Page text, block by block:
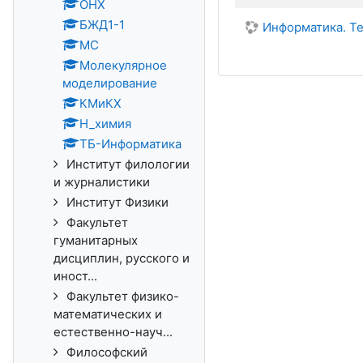
Информатика.
ОНХ
БЖД1-1
МС
Молекулярное
моделирование
КМиКХ
Н_химия
ТБ-Информатика
Институт филологии
и журналистики
Институт Физики
Факультет
гуманитарных
дисциплин, русского и
иност...
Факультет физико-
математических и
естественно-науч...
Философский